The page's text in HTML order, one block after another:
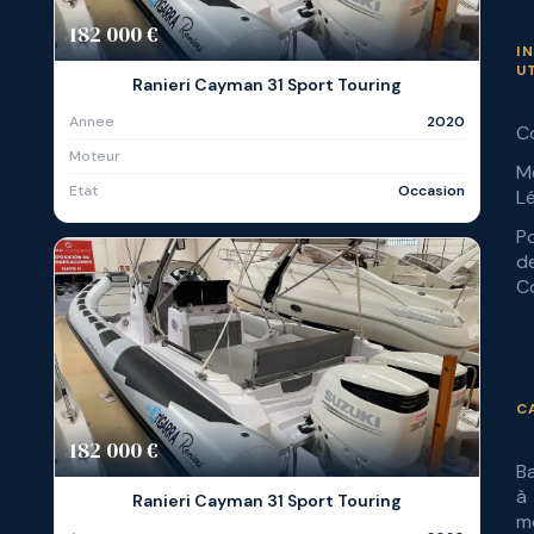
182 000 €
Ranieri Cayman 31 Sport Touring
Annee
2020
Moteur
Etat
Occasion
182 000 €
Ranieri Cayman 31 Sport Touring
à